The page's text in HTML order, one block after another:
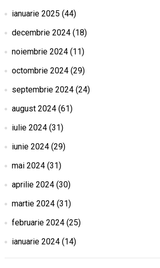
ianuarie 2025 (44)
decembrie 2024(18)
noiembrie 2024(11)
octombrie 2024(29)
septembrie 2024(24)
august 2024(61)
iulie 2024(31)
iunie 2024(29)
mai 2024(31)
aprilie 2024(30)
martie 2024(31)
februarie 2024(25)
ianuarie 2024(14)